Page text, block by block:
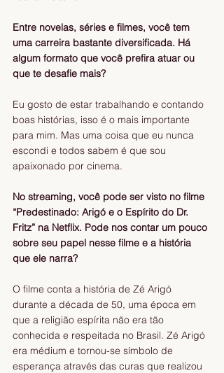
Entre novelas, séries e filmes, você tem
uma carreira bastante diversificada. Há
algum formato que você prefira atuar ou
que te desafie mais?
Eu gosto de estar trabalhando e contando
boas histórias, isso é o mais importante
para mim. Mas uma coisa que eu nunca
escondi e todos sabem é que sou
apaixonado por cinema.
No streaming, você pode ser visto no filme
“Predestinado: Arigó e o Espírito do Dr.
Fritz” na Netflix. Pode nos contar um pouco
sobre seu papel nesse filme e a história
que ele narra?
O filme conta a história de Zé Arigó
durante a década de 50, uma época em
que a religião espírita não era tão
conhecida e respeitada no Brasil. Zé Arigó
era médium e tornou-se símbolo de
esperança através das curas que realizou